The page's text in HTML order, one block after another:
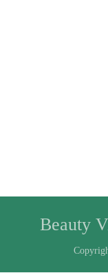
Beauty